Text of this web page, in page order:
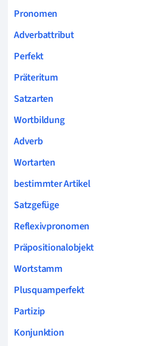
Pronomen
Adverbattribut
Perfekt
Präteritum
Satzarten
Wortbildung
Adverb
Wortarten
bestimmter Artikel
Satzgefüge
Reflexivpronomen
Präpositionalobjekt
Wortstamm
Plusquamperfekt
Partizip
Konjunktion